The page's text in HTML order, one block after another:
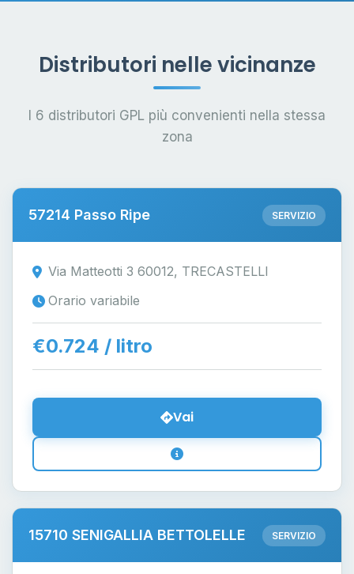
Distributori nelle vicinanze
I 6 distributori GPL più convenienti nella stessa
zona
57214 Passo Ripe SERVIZIO
Via Matteotti 3 60012, TRECASTELLI
Orario variabile
€0.724 / litro
Vai
15710 SENIGALLIA BETTOLELLE SERVIZIO